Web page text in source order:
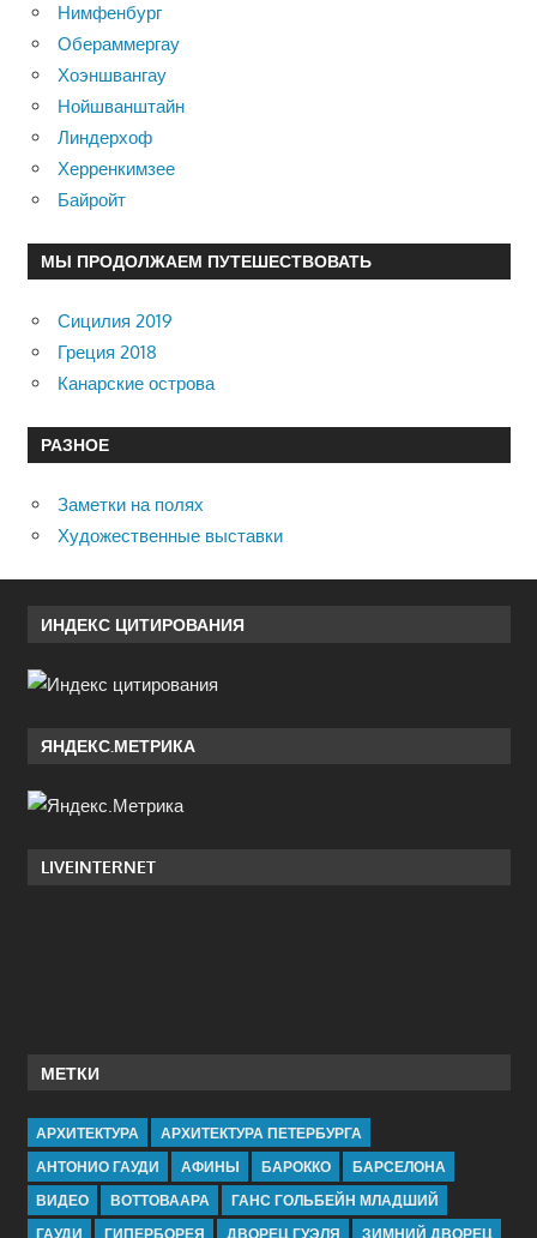
Нимфенбург
Обераммергау
Хоэншвангау
Нойшванштайн
Линдерхоф
Херренкимзее
Байройт
МЫ ПРОДОЛЖАЕМ ПУТЕШЕСТВОВАТЬ
Сицилия 2019
Греция 2018
Канарские острова
РАЗНОЕ
Заметки на полях
Художественные выставки
ИНДЕКС ЦИТИРОВАНИЯ
ЯНДЕКС.МЕТРИКА
LIVEINTERNET
МЕТКИ
АРХИТЕКТУРА
АРХИТЕКТУРА ПЕТЕРБУРГА
АНТОНИО ГАУДИ
АФИНЫ БАРОККО
БАРСЕЛОНА
ВИДЕО
ВОТТОВААРА
ГАНС ГОЛЬБЕЙН МЛАДШИЙ
ГАУДИ
ГИПЕРБОРЕЯ ДВОРЕЦ ГУЭЛЯ ЗИМНИЙ ДВОРЕЦ